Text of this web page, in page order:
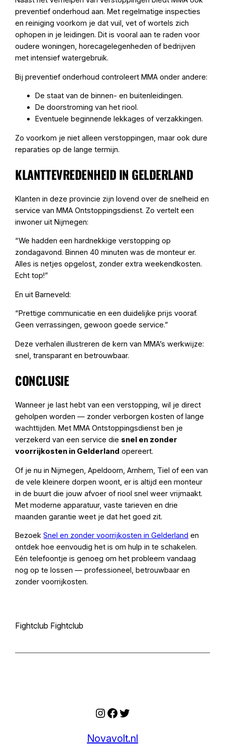
preventief onderhoud aan. Met regelmatige inspecties
en reiniging voorkom je dat vuil, vet of wortels zich
ophopen in je leidingen. Dit is vooral aan te raden voor
oudere woningen, horecagelegenheden of bedrijven
met intensief watergebruik.
Bij preventief onderhoud controleert MMA onder andere:
De staat van de binnen- en buitenleidingen.
De doorstroming van het riool.
Eventuele beginnende lekkages of verzakkingen.
Zo voorkom je niet alleen verstoppingen, maar ook dure
reparaties op de lange termijn.
KLANTTEVREDENHEID IN GELDERLAND
Klanten in deze provincie zijn lovend over de snelheid en
service van MMA Ontstoppingsdienst. Zo vertelt een
inwoner uit Nijmegen:
“We hadden een hardnekkige verstopping op
zondagavond. Binnen 40 minuten was de monteur er.
Alles is netjes opgelost, zonder extra weekendkosten.
Echt top!”
En uit Barneveld:
“Prettige communicatie en een duidelijke prijs vooraf.
Geen verrassingen, gewoon goede service.”
Deze verhalen illustreren de kern van MMA’s werkwijze:
snel, transparant en betrouwbaar.
CONCLUSIE
Wanneer je last hebt van een verstopping, wil je direct
geholpen worden — zonder verborgen kosten of lange
wachttijden. Met MMA Ontstoppingsdienst ben je
verzekerd van een service die snel en zonder
voorrijkosten in Gelderland opereert.
Of je nu in Nijmegen, Apeldoorn, Arnhem, Tiel of een van
de vele kleinere dorpen woont, er is altijd een monteur
in de buurt die jouw afvoer of riool snel weer vrijmaakt.
Met moderne apparatuur, vaste tarieven en drie
maanden garantie weet je dat het goed zit.
BezoekSnel en zonder voorrijkosten in Gelderland en
ontdek hoe eenvoudig het is om hulp in te schakelen.
Eén telefoontje is genoeg om het probleem vandaag
nog op te lossen — professioneel, betrouwbaar en
zonder voorrijkosten.
Fightclub Fightclub
Instagram
Facebook
Twitter
Novavolt.nl